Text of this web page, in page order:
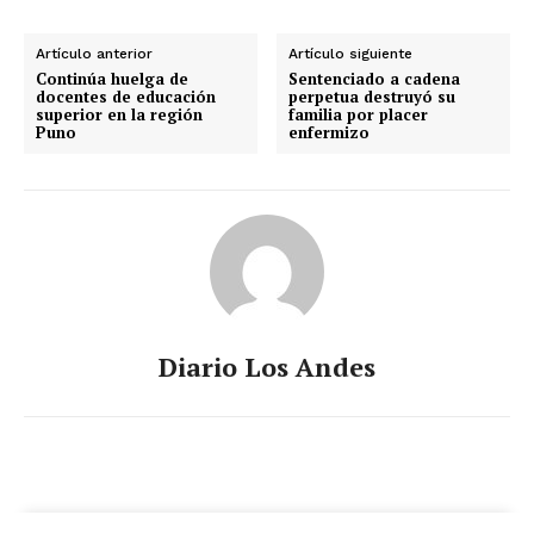
Artículo anterior
Continúa huelga de
docentes de educación
superior en la región
Puno
Artículo siguiente
Sentenciado a cadena
perpetua destruyó su
familia por placer
enfermizo
Diario Los Andes